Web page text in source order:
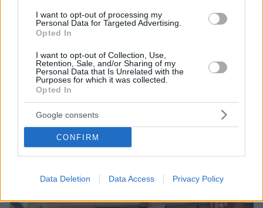
I want to opt-out of processing my
Personal Data for Targeted Advertising.
Opted In
I want to opt-out of Collection, Use,
Retention, Sale, and/or Sharing of my
Personal Data that Is Unrelated with the
Purposes for which it was collected.
Opted In
Google consents
CONFIRM
Data Deletion Data Access Privacy Policy